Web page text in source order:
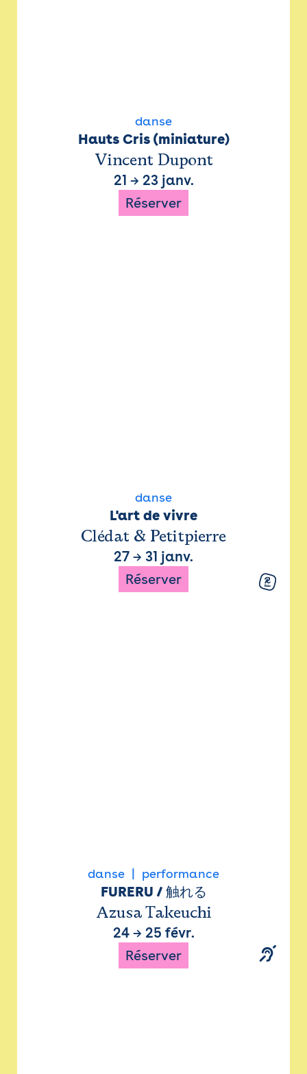
danse
Hauts Cris (miniature)
Vincent Dupont
21 → 23 janv.
Réserver
danse
L'art de vivre
Clédat & Petitpierre
27 → 31 janv.
Réserver
danse performance
FURERU / 触れる
Azusa Takeuchi
24→ 25 févr.
Réserver